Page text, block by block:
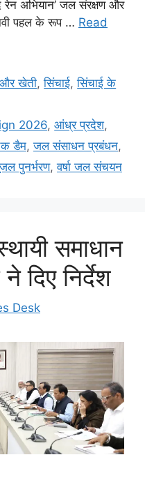
अभियान’ जल संरक्षण और
पहल के रूप … Read
खेती,सिंचाई,सिंचाई के
2026,आंध्र प्रदेश,
डैम,जल संसाधन प्रबंधन,
पुनर्भरण,वर्षा जल संचयन
समाधान
दिए निर्देश
Desk